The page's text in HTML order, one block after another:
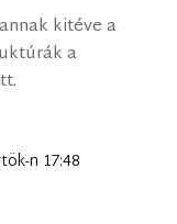
kitéve a
a
n 17:48